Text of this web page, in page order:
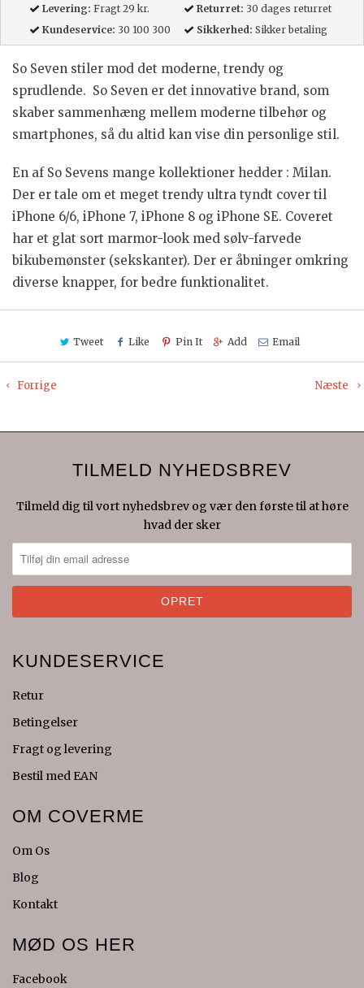
Levering: Fragt 29 kr. Returret: 30 dages returret
Kundeservice: 30 100 300 Sikkerhed: Sikker betaling
So Seven stiler mod det moderne, trendy og
sprudlende. So Seven er det innovative brand, som
skaber sammenhæng mellem moderne tilbehør og
smartphones, så du altid kan vise din personlige stil.
En af So Sevens mange kollektioner hedder : Milan.
Der er tale om et meget trendy ultra tyndt cover til
iPhone 6/6, iPhone 7, iPhone 8 og iPhone SE. Coveret
har et glat sort marmor-look med sølv-farvede
bikubemønster (sekskanter). Der er åbninger omkring
diverse knapper, for bedre funktionalitet.
Tweet Like Pin It Add Email
Næste
Forrige
TILMELD NYHEDSBREV
Tilmeld dig til vort nyhedsbrev og vær den første til at høre
hvad der sker
KUNDESERVICE
Retur
Betingelser
Fragt og levering
Bestil med EAN
OM COVERME
Om Os
Blog
Kontakt
MØD OS HER
Facebook